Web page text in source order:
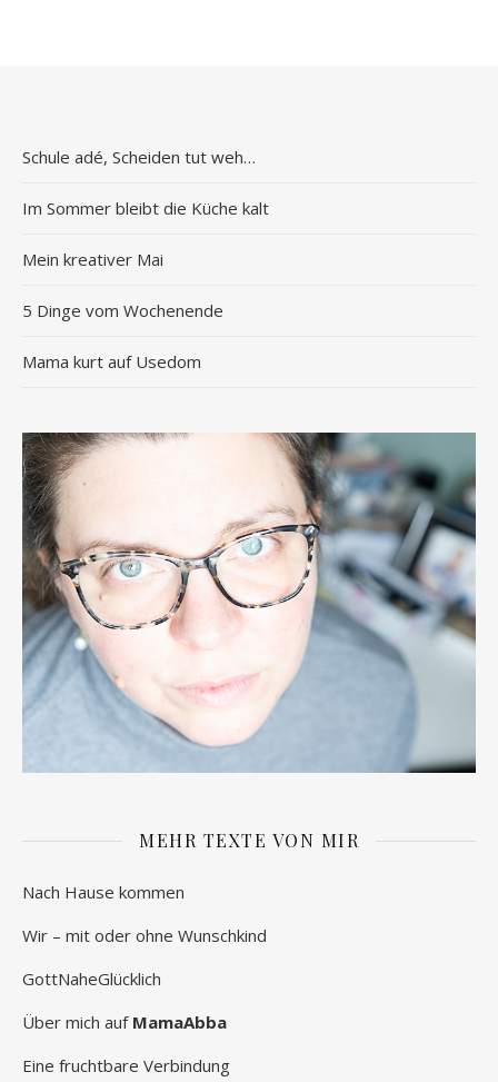
Schule adé, Scheiden tut weh…
Im Sommer bleibt die Küche kalt
Mein kreativer Mai
5 Dinge vom Wochenende
Mama kurt auf Usedom
MEHR TEXTE VON MIR
Nach Hause kommen
Wir – mit oder ohne Wunschkind
GottNaheGlücklich
Über mich auf MamaAbba
Eine fruchtbare Verbindung